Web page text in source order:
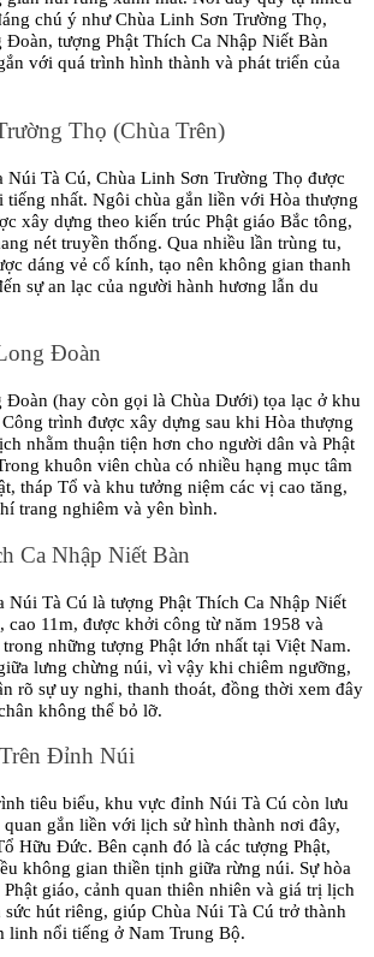
chú ý như Chùa Linh Sơn Trường Thọ,
tượng Phật Thích Ca Nhập Niết Bàn
với quá trình hình thành và phát triển của
Thọ (Chùa Trên)
Núi Tà Cú, Chùa Linh Sơn Trường Thọ được
tiếng nhất. Ngôi chùa gắn liền với Hòa thượng
xây dựng theo kiến trúc Phật giáo Bắc tông,
nét truyền thống. Qua nhiều lần trùng tu,
dáng vẻ cổ kính, tạo nên không gian thanh
sự an lạc của người hành hương lẫn du
Đoàn
Đoàn (hay còn gọi là Chùa Dưới) tọa lạc ở khu
trình được xây dựng sau khi Hòa thượng
nhằm thuận tiện hơn cho người dân và Phật
khuôn viên chùa có nhiều hạng mục tâm
tháp Tổ và khu tưởng niệm các vị cao tăng,
trang nghiêm và yên bình.
Ca Nhập Niết Bàn
Núi Tà Cú là tượng Phật Thích Ca Nhập Niết
cao 11m, được khởi công từ năm 1958 và
những tượng Phật lớn nhất tại Việt Nam.
lưng chừng núi, vì vậy khi chiêm ngưỡng,
rõ sự uy nghi, thanh thoát, đồng thời xem đây
không thể bỏ lỡ.
Đỉnh Núi
tiêu biểu, khu vực đỉnh Núi Tà Cú còn lưu
gắn liền với lịch sử hình thành nơi đây,
Hữu Đức. Bên cạnh đó là các tượng Phật,
không gian thiền tịnh giữa rừng núi. Sự hòa
giáo, cảnh quan thiên nhiên và giá trị lịch
sức hút riêng, giúp Chùa Núi Tà Cú trở thành
linh nổi tiếng ở Nam Trung Bộ.